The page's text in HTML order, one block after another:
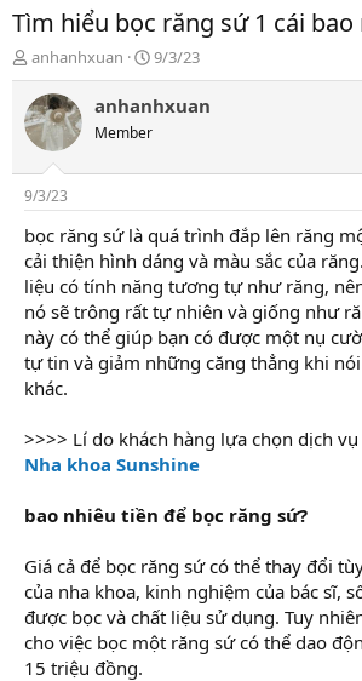
Tìm hiểu bọc răng sứ 1 cái
T
h
r
e
a
s
t
a
t
e
r
anhanhxuan
N
g
à
9/3/23
anhanhxuan
Member
9/3/23
bọc răng sứ là quá trình đắp lên răng
cải thiện hình dáng và màu sắc của
liệu có tính năng tương tự như răng,
nó sẽ trông rất tự nhiên và giống như
này có thể giúp bạn có được một nụ
tự tin và giảm những căng thẳng khi
khác.
>>>> Lí do khách hàng lựa chọn dịch
Nha khoa Sunshine
bao nhiêu tiền để bọc răng sứ?
Giá cả để bọc răng sứ có thể thay đổi
của nha khoa, kinh nghiệm của bác sĩ,
được bọc và chất liệu sử dụng. Tuy
cho việc bọc một răng sứ có thể dao
15 triệu đồng.